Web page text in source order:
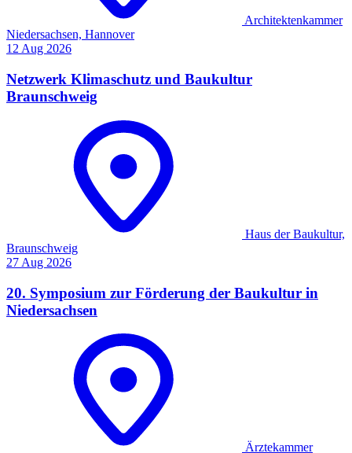
Architektenkammer
Niedersachsen, Hannover
12Aug 2026
Netzwerk Klimaschutz und Baukultur
Braunschweig
Haus der Baukultur,
Braunschweig
27 Aug 2026
20. Symposium zur Förderung der Baukultur in
Niedersachsen
Ärztekammer